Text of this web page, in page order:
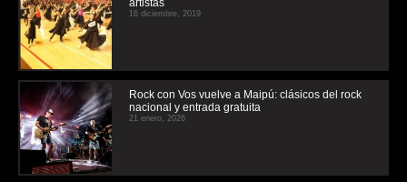
16 diciembre, 2019
Rock con Vos vuelve a Maipú: clásicos del rock
nacional y entrada gratuita
21 enero, 2026